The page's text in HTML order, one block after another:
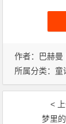
作者：巴赫曼
所属分类：童
<
梦里